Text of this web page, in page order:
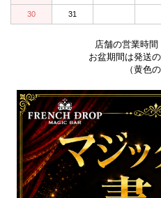
30 31
店舗の営業時
お盆期間は発送
（黄色